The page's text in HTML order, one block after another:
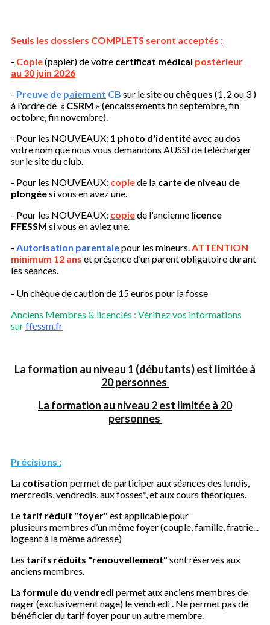
Seuls les dossiers COMPLETS seront acceptés :
- Copie(papier)de votre certificat médical postérieur
au 30 juin 2026
- Preuve de paiement CB sur le site ou chèques (1, 2 ou 3 )
à l'ordre de « CSRM » (encaissements fin septembre, fin
octobre, fin novembre).
- Pour les NOUVEAUX: 1 photo d'identitéavec au dos
votre nom que nous vous demandons AUSSI de télécharger
sur le site du club.
- Pour les NOUVEAUX: copiede la carte de niveau de
plongéesi vous en avez une.
- Pour les NOUVEAUX: copiede l'ancienne licence
FFESSM si vous en aviez une.
- Autorisation parentalepour les mineurs.ATTENTION
minimum 12 ans et présence d’un parent obligatoire durant
les séances.
- Un chèque de caution de 15 euros pour la fosse
Anciens Membres & licenciés : Vérifiez vos informations
surffessm.fr
La formation au niveau 1 (débutants) est limitée à
20 personnes
La formation au niveau 2 est limitée à 20
personnes
Précisions :
La cotisation permet de participer aux séances des lundis,
mercredis, vendredis, aux fosses*, et aux cours théoriques.
Le tarif réduit "foyer" est applicable pour
plusieurs membres d’un même foyer (couple, famille, fratrie...
logeant à la même adresse)
Les tarifs réduits "renouvellement" sont réservés aux
anciens membres.
La formule du vendredipermet aux anciens membres de
nager (exclusivement nage) le vendredi . Ne permet pas de
bénéficier du tarif foyer pour un autre membre.